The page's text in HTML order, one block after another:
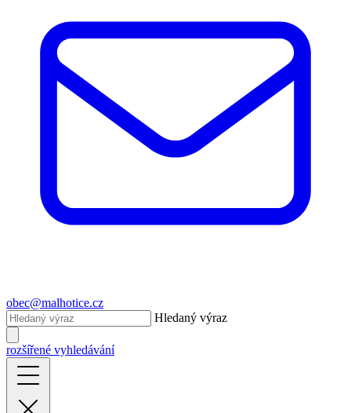
obec@malhotice.cz
Hledaný výraz
rozšířené vyhledávání